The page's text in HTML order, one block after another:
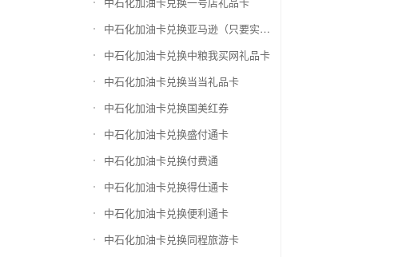
中石化加油卡兑换亚马逊（只要实体卡）
中石化加油卡兑换中粮我买网礼品卡
中石化加油卡兑换当当礼品卡
中石化加油卡兑换国美红券
中石化加油卡兑换盛付通卡
中石化加油卡兑换付费通
中石化加油卡兑换得仕通卡
中石化加油卡兑换便利通卡
中石化加油卡兑换同程旅游卡